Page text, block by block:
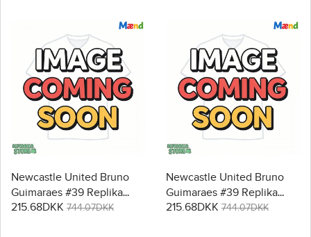
Newcastle United Bruno
Guimaraes #39 Replika
Hjemmebanetrøje 2026-27
215.68DKK 744.07DKK
Newcastle United Bruno
Guimaraes #39 Replika
Udebanetrøje 2026-27
215.68DKK 744.07DKK